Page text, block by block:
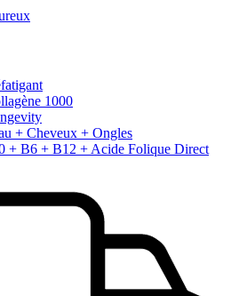
1000
+ Cheveux + Ongles
+ B6 + B12 + Acide Folique Direct